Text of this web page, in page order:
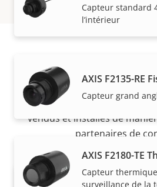
Capteur standard
l’intérieur
AXIS F2135-RE
Capteur grand
AXIS F2180-TE
Capteur
surveillance de la
Les solutions Axis et les
vendus et installés de
partenaires de